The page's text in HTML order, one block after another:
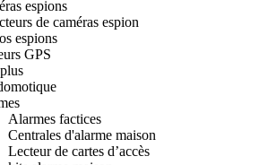
espions
de caméras espion
espions
GPS
Alarmes factices
Centrales d'alarme maison
Lecteur de cartes d’accès